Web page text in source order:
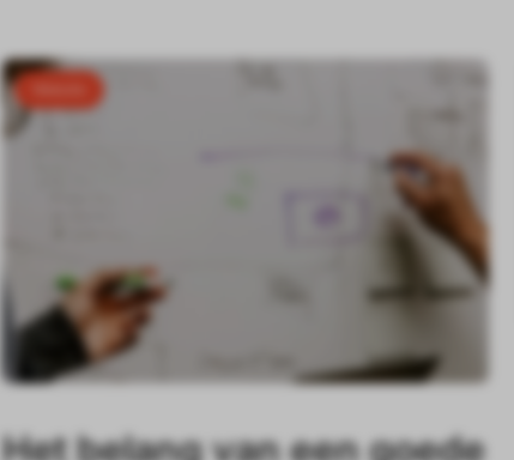
Het belang van een goede